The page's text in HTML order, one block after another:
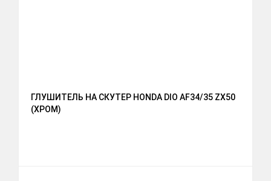
ГЛУШИТЕЛЬ НА СКУТЕР HONDA DIO AF34/35 ZX50
(ХРОМ)